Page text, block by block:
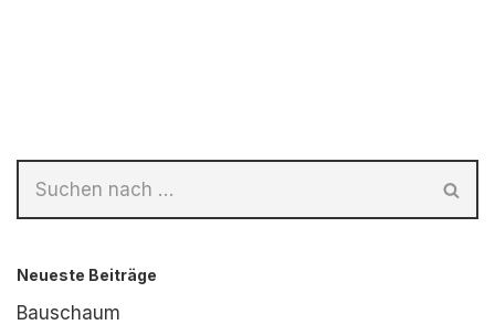
Neueste Beiträge
Bauschaum